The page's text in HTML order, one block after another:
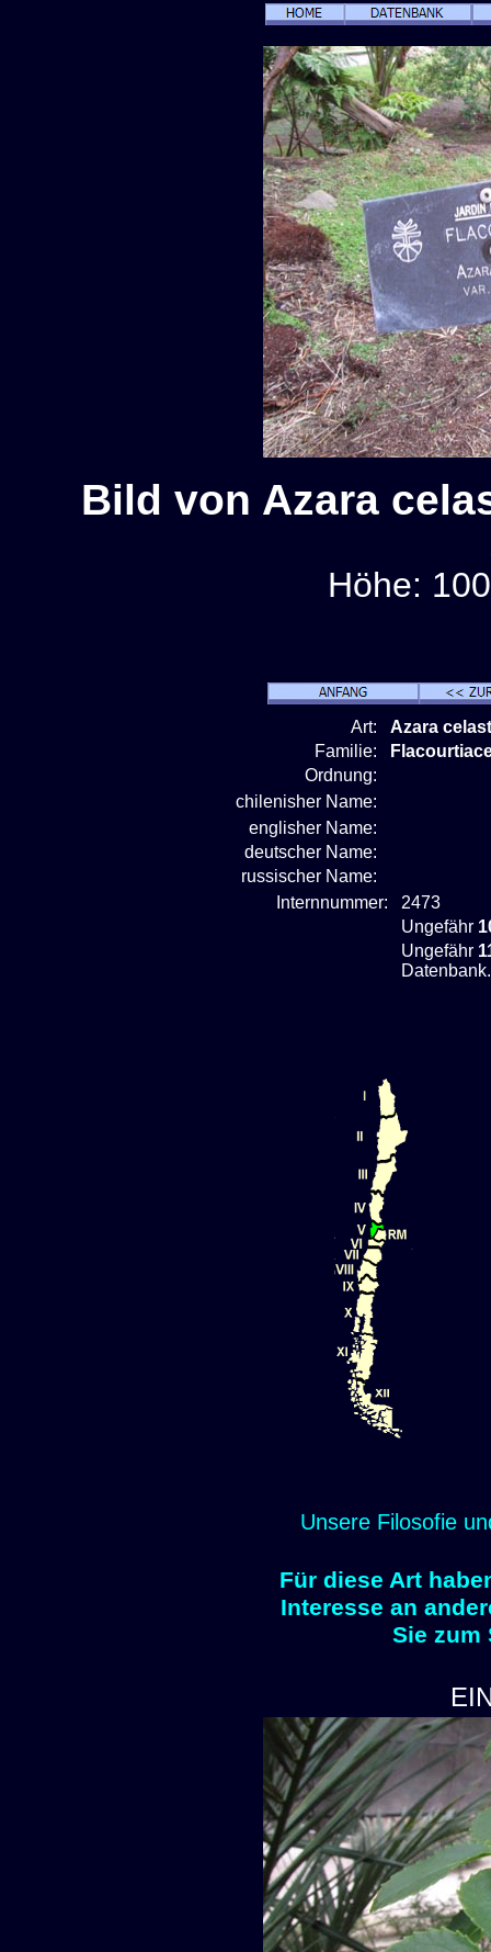
Bild von Azara
Höhe:
Art:
Azara
Familie:
Ordnung:
chilenisher Name:
englisher Name:
deutscher Name:
russischer Name:
Internnummer:
2473
Ungefähr
Ungefähr
Datenbank.
Unsere Filosofie
Für diese Art
Interesse an
Sie zum